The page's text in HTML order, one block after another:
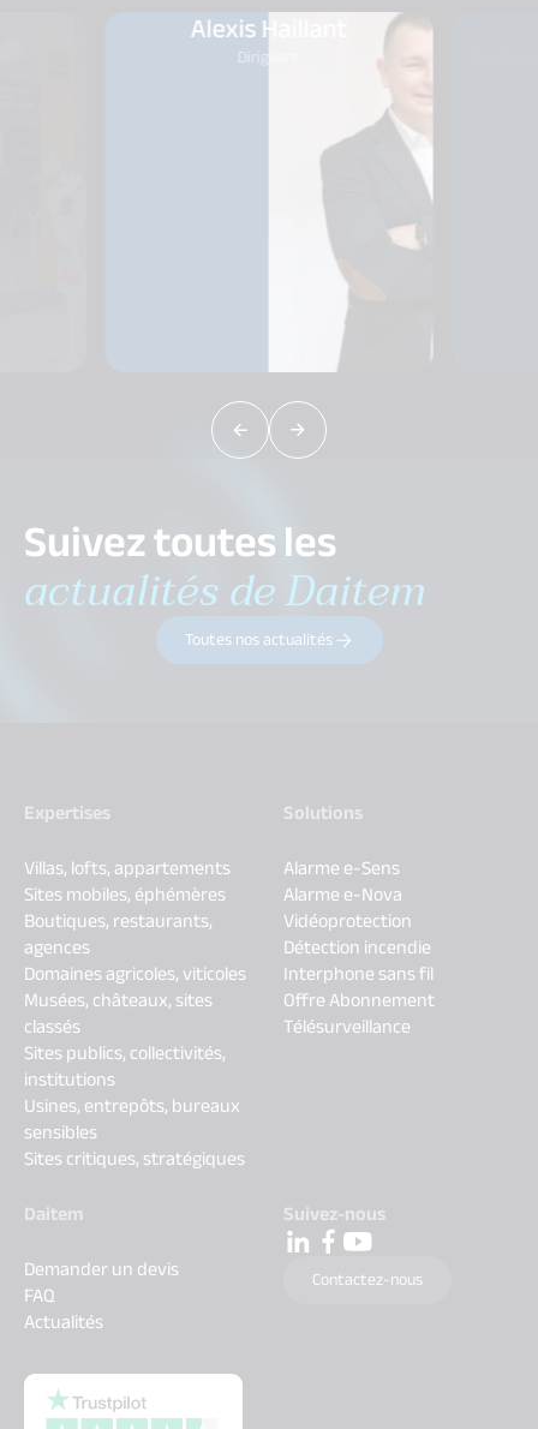
Alexis Haillant
Dirigeant
Suivez toutes les
actualités de Daitem
Toutes nos actualités
Expertises
Villas, lofts, appartements
Sites mobiles, éphémères
Boutiques, restaurants,
agences
Domaines agricoles, viticoles
Musées, châteaux, sites
classés
Sites publics, collectivités,
institutions
Usines, entrepôts, bureaux
sensibles
Sites critiques, stratégiques
Solutions
Alarme e-Sens
Alarme e-Nova
Vidéoprotection
Détection incendie
Interphone sans fil
Offre Abonnement
Télésurveillance
Daitem
Demander un devis
FAQ
Actualités
Suivez-nous
Contactez-nous